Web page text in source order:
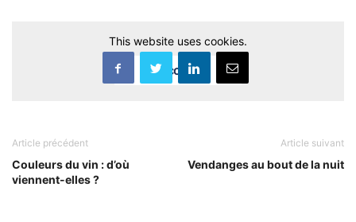
This website uses cookies.
Accept
Article précédent
Couleurs du vin : d’où
viennent-elles ?
Article suivant
Vendanges au bout de la nuit